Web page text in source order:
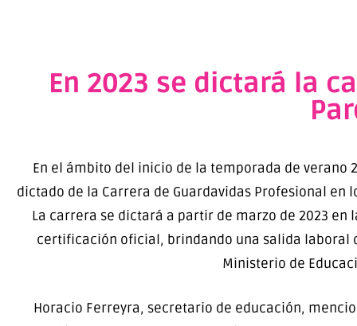
En 2023 se dictará la
En el ámbito del inicio de la temporada de verano
dictado de la Carrera de Guardavidas Profesional en
La carrera se dictará a partir de marzo de 2023
certificación oficial, brindando una salida laboral
Ministerio de
Horacio Ferreyra, secretario de educación,